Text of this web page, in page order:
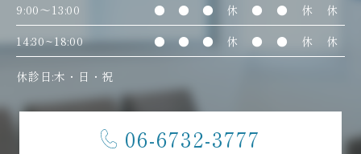
9:00〜13:00
● ● ● 休 ● ● 休
休
14:30~18:00
● ● ● 休 ● ● 休 休
休診日:木・日・祝
06-6732-3777